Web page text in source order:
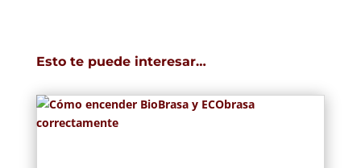
Esto te puede interesar…